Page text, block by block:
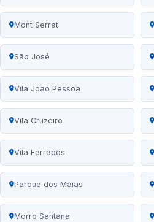
Mont Serrat
São José
Vila João Pessoa
Vila Cruzeiro
Vila Farrapos
Parque dos Maias
Morro Santana